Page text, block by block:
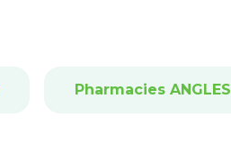
Pharmacies ANGLES